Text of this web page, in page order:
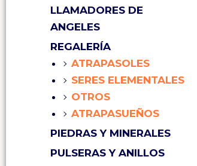
LLAMADORES DE
ANGELES
REGALERÍA
ATRAPASOLES
SERES ELEMENTALES
OTROS
ATRAPASUEÑOS
PIEDRAS Y MINERALES
PULSERAS Y ANILLOS